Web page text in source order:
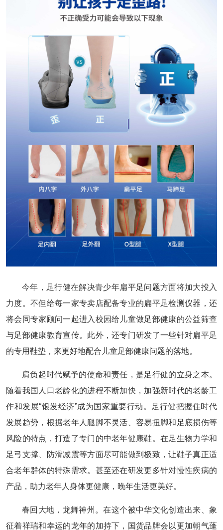
今年，足行健在解决青少年扁平足问题方面将加大投入
力度。不但给每一家专卖店配备专业的扁平足检测仪器，还
将会同专家顾问一起进入校园给儿童做足部健康的公益筛查
与足部健康教育宣传。此外，还专门研发了一些针对扁平足
的专用鞋垫，来更好地配合儿童足部健康问题的落地。
肩负起时代赋予的使命和责任，是足行健的立身之本。
随着我国人口老龄化的进程不断加快，加强新时代的老龄工
作和发展“银发经济”成为国家重要行动。足行健把握住时代
发展趋势，根据老年人腿脚不灵活、容易扭脚和足底损伤等
风险的特点，打造了专门的中老年健康鞋。在足生物力学和
足弓支撑、防滑减震等方面尽可能做到极致，让鞋子真正适
合老年群体的特殊需求。甚至还在研发更多针对慢性疾病的
产品，助力老年人身体更健康，晚年生活更美好。
春回大地，龙舞神州。在这个被中华文化创造出来、象
征着祥瑞和幸运的龙年的加持下，国货品牌会以更加朝气蓬